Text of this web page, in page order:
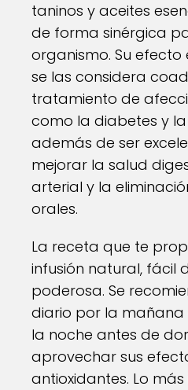
taninos y aceites
de forma sinérgica
organismo. Su
se las considera
tratamiento de
como la diabetes y
además de ser
mejorar la salud
arterial y la
orales.
La receta que te
infusión natural, fácil
poderosa. Se
diario por la mañana
la noche antes de
aprovechar sus
antioxidantes. Lo